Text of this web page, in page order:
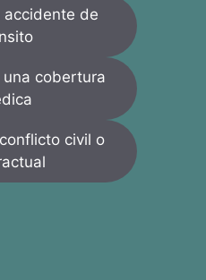
accidente de
una cobertura
civil o